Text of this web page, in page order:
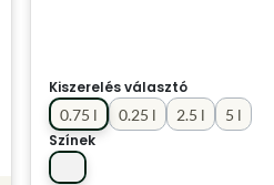
Kiszerelés választó
0.25 l
0.75 l 2.5 l
5 l
Színek